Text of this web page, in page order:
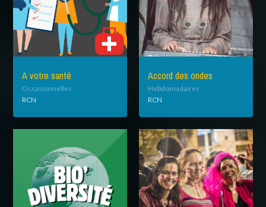
A votre santé
Occasionnelles
RCN
Accord des ondes
Hebdomadaires
RCN